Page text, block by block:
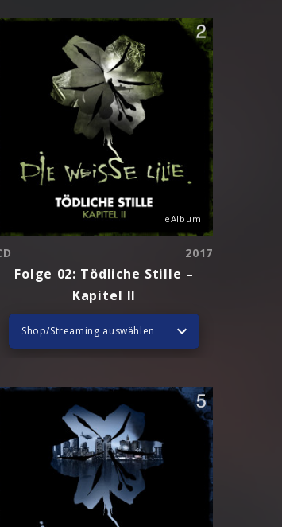
eAlbum
2017
Folge 02: Tödliche Stille –
Kapitel II
Shop/Streaming auswählen